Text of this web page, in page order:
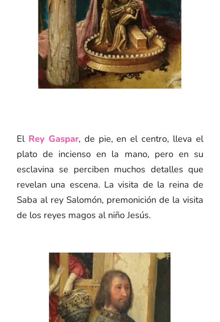
El Rey Gaspar, de pie, en el centro, lleva el
plato de incienso en la mano, pero en su
esclavina se perciben muchos detalles que
revelan una escena. La visita de la reina de
Saba al rey Salomón, premonición de la visita
de los reyes magos al niño Jesús.